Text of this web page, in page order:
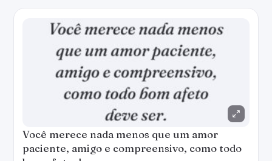
Você merece nada menos que um amor
paciente, amigo e compreensivo, como todo